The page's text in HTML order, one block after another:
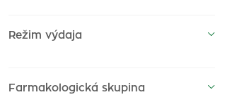
Režim výdaja
Farmakologická skupina